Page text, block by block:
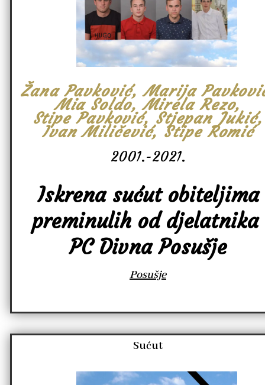
Žana Pavković, Marija
Mia Soldo, Mirela Rezo,
Stipe Pavković, Stjepan Jukić,
Ivan Miličević, Stipe Romić
2001.-2021.
Iskrena sućut obiteljima
preminulih od djelatnika
PC Divna Posušje
Posušje
Sućut